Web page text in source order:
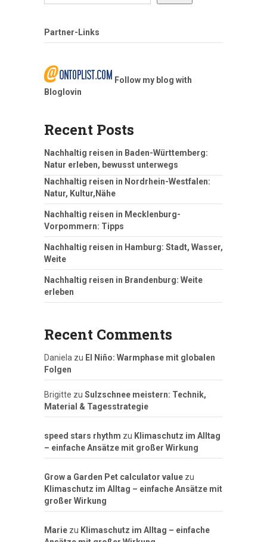
Partner-Links
Follow my blog with
Bloglovin
Recent Posts
Nachhaltig reisen in Baden-Württemberg:
Natur erleben, bewusst unterwegs
Nachhaltig reisen in Nordrhein-Westfalen:
Natur, Kultur,Nähe
Nachhaltig reisen in Mecklenburg-
Vorpommern: Tipps
Nachhaltig reisen in Hamburg: Stadt, Wasser,
Weite
Nachhaltig reisen in Brandenburg: Weite
erleben
Recent Comments
Daniela zu El Niño: Warmphase mit globalen
Folgen
Brigitte zu Sulzschnee meistern: Technik,
Material & Tagesstrategie
speed stars rhythm zu Klimaschutz im Alltag
– einfache Ansätze mit großer Wirkung
Grow a Garden Pet calculator value zu
Klimaschutz im Alltag – einfache Ansätze mit
großer Wirkung
Marie zu Klimaschutz im Alltag – einfache